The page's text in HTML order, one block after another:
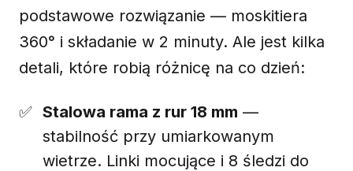
podstawowe rozwiązanie — moskitiera
360° i składanie w 2 minuty. Ale jest kilka
detali, które robią różnicę na co dzień:
Stalowa rama z rur 18 mm —
stabilność przy umiarkowanym
wietrze. Linki mocujące i 8 śledzi do